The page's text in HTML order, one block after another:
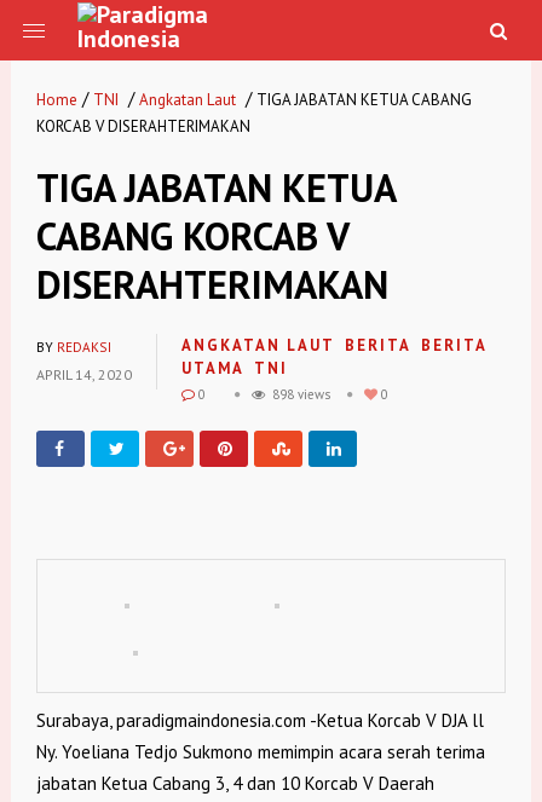
Home / TNI / Angkatan Laut / TIGA JABATAN KETUA CABANG
KORCAB V DISERAHTERIMAKAN
TIGA JABATAN KETUA
CABANG KORCAB V
DISERAHTERIMAKAN
BY REDAKSI
APRIL 14, 2020
ANGKATAN LAUT BERITA
BERITA
UTAMA
TNI
0 898 views 0
Surabaya, paradigmaindonesia.com -Ketua Korcab V DJA ll
Ny. Yoeliana Tedjo Sukmono memimpin acara serah terima
jabatan Ketua Cabang 3, 4 dan 10 Korcab V Daerah